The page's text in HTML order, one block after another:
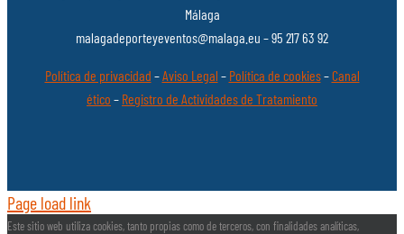
Málaga
malagadeporteyeventos@malaga.eu – 95 217 63 92
Política de privacidad –Aviso Legal – Política de cookies–Canal
ético – Registro de Actividades de Tratamiento
Page load link
Este sitio web utiliza cookies, tanto propias como de terceros, con finalidades analíticas,